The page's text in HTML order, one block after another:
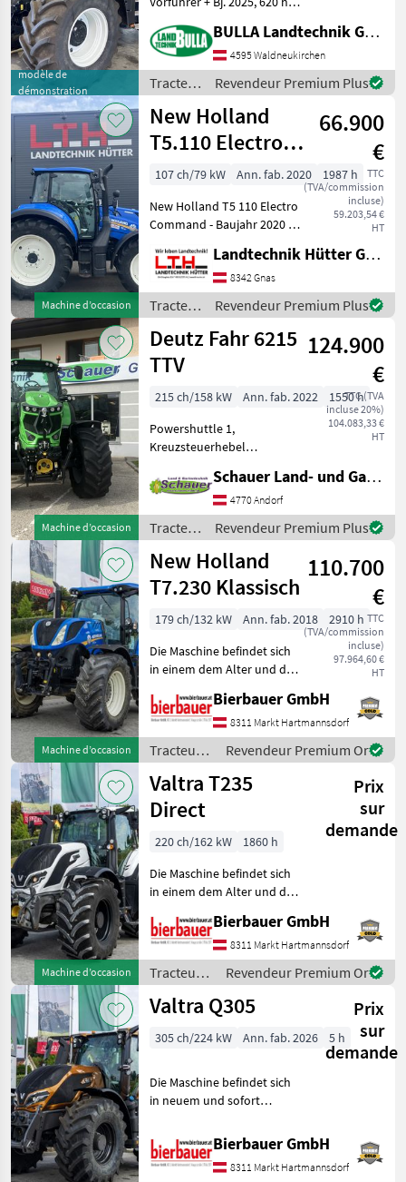
modèle de
démonstration
Getriebe + Aktive
Stillstandsregelung +
vollautomatische
Parkbremse + Power Boost
M
BULLA Landtechnik GmbH
4595 Waldneukirchen
Tracteurs
/ Steyr
Revendeur Premium Plus
Machine d’occasion
New Holland
T5.110 Electro
Command
66.900
€
TTC
(TVA/commission
incluse)
59.203,54 €
HT
107 ch/79 kW Ann. fab. 2020
1987 h
New Holland T5 110 Electro
Command - Baujahr 2020 -
Powershuttle - Getriebe
16/16 - 3 doppeltwirkende
Hecksteuergeräte -
Mittelachs
Landtechnik Hütter GmbH & Co KG
8342 Gnas
Tracteurs
/ New
Holland
Revendeur Premium Plus
Machine d’occasion
Deutz Fahr 6215
TTV
124.900
€
TTC (TVA
incluse 20%)
104.083,33 €
HT
215 ch/158 kW Ann. fab. 2022
1550 h
Powershuttle 1,
Kreuzsteuerhebel
Außenbedienung
Heckhydraulik 1, Anzahl
Arbeitsscheinwerfer vorne
8, Abgasstufe Tier 5,
Fahrzeugpapiere
vorhanden 1,
Schauer Land- und Gartentechnik GmbH
4770 Andorf
Tracteurs
/ Deutz
Fahr
Revendeur Premium Plus
Machine d’occasion
New Holland
T7.230 Klassisch
110.700
€
TTC
(TVA/commission
incluse)
97.964,60 €
HT
179 ch/132 kW Ann. fab. 2018
2910 h
Die Maschine befindet sich
in einem dem Alter und der
Zustand und kann nach
telefonischer Vereinbarung
gerne vor Ort besichtigt
und geprüft we
Bierbauer GmbH
8311 Markt Hartmannsdorf
Tracteurs
/ New
Holland
Revendeur Premium Or
Machine d’occasion
Valtra T235
Direct
Prix
sur
demande
220 ch/162 kW
1860 h
Die Maschine befindet sich
in einem dem Alter und der
Zustand und kann nach
telefonischer Vereinbarung
gerne vor Ort besichtigt
und geprüft we
Bierbauer GmbH
8311 Markt Hartmannsdorf
Tracteurs
/ Valtra
Revendeur Premium Or
Valtra Q305
Prix
sur
demande
305 ch/224 kW Ann. fab. 2026 5 h
Die Maschine befindet sich
in neuem und sofort
und kann nach
telefonischer Vereinbarung
gerne vor Ort besichtigt
Bierbauer GmbH
8311 Markt Hartmannsdorf